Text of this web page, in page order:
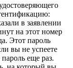
в заявлении
на этот номер
Этот пароль
вы не успеете
еще раз.